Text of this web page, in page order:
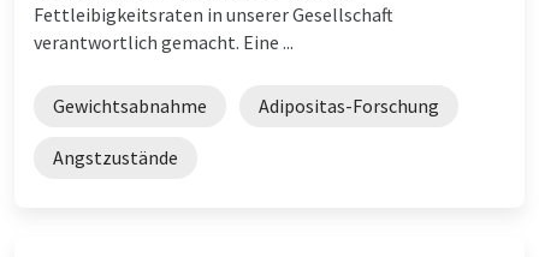
Fettleibigkeitsraten in unserer Gesellschaft
verantwortlich gemacht. Eine ...
Gewichtsabnahme Adipositas-Forschung
Angstzustände